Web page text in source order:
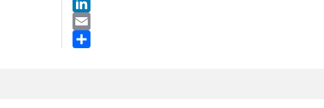
LinkedIn
Email